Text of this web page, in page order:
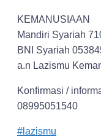
KEMANUSIAAN
Mandiri Syariah
BNI Syariah
a.n Lazismu
Konfirmasi /
08995051540
#lazismu